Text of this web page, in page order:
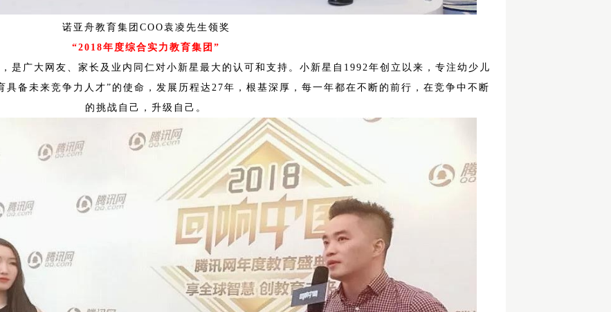
诺亚舟教育集团COO袁凌先生领奖
“2018年度综合实力教育集团”
是广大网友、家长及业内同仁对小新星最大的认可和支持。小新星自1992年创立以来，专注幼少儿
具备未来竞争力人才”的使命，发展历程达27年，根基深厚，每一年都在不断的前行，在竞争中不断
的挑战自己，升级自己。